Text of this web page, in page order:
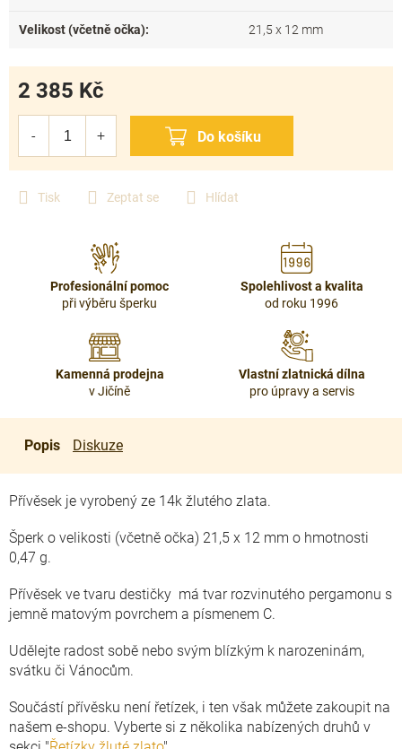
Tisk Zeptat se Hlídat
2 385 Kč
Velikost (včetně očka): 21,5 x 12 mm
Profesionální pomoc
při výběru šperku
Spolehlivost a kvalita
od roku 1996
Kamenná prodejna
v Jičíně
Vlastní zlatnická dílna
pro úpravy a servis
Popis Diskuze
Přívěsek je vyrobený ze 14k žlutého zlata.
Šperk o velikosti (včetně očka) 21,5 x 12 mm o hmotnosti
0,47 g.
Přívěsek ve tvaru destičky má tvar rozvinutého pergamonu s
jemně matovým povrchem a písmenem C.
Udělejte radost sobě nebo svým blízkým k narozeninám,
svátku či Vánocům.
Součástí přívěsku není řetízek, i ten však můžete zakoupit na
našem e-shopu. Vyberte si z několika nabízených druhů v